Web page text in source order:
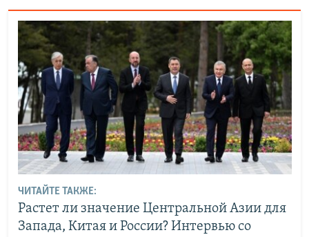
ЧИТАЙТЕ ТАКЖЕ:
Растет ли значение Центральной Азии для
Запада, Китая и России? Интервью со